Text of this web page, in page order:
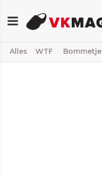
Alles WTF Bommetje